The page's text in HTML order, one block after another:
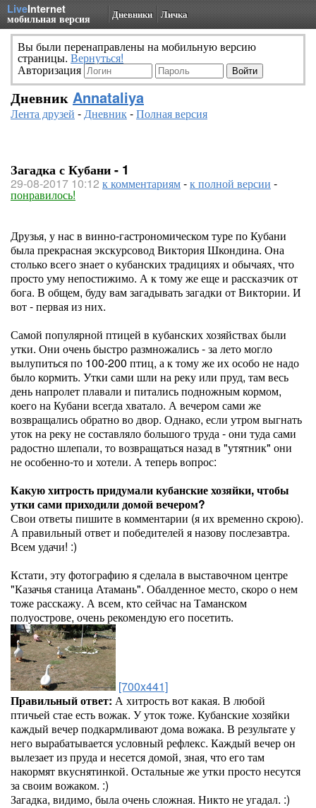
LiveInternet
мобильная версия Дневники Личка
Вы были перенаправлены на мобильную версию
страницы. Вернуться!
Авторизация
Дневник Annataliya
Лента друзей -Дневник-Полная версия
Загадка с Кубани - 1
29-08-2017 10:12 к комментариям-к полной версии -
понравилось!
Друзья, у нас в винно-гастрономическом туре по Кубани
была прекрасная экскурсовод Виктория Шкондина. Она
столько всего знает о кубанских традициях и обычаях, что
просто уму непостижимо. А к тому же еще и рассказчик от
бога. В общем, буду вам загадывать загадки от Виктории. И
вот - первая из них.
Самой популярной птицей в кубанских хозяйствах были
утки. Они очень быстро размножались - за лето могло
вылупиться по 100-200 птиц, а к тому же их особо не надо
было кормить. Утки сами шли на реку или пруд, там весь
день напролет плавали и питались подножным кормом,
коего на Кубани всегда хватало. А вечером сами же
возвращались обратно во двор. Однако, если утром выгнать
уток на реку не составляло большого труда - они туда сами
радостно шлепали, то возвращаться назад в "утятник" они
не особенно-то и хотели. А теперь вопрос:
Какую хитрость придумали кубанские хозяйки, чтобы
утки сами приходили домой вечером?
Свои ответы пишите в комментарии (я их временно скрою).
А правильный ответ и победителей я назову послезавтра.
Всем удачи! :)
Кстати, эту фотографию я сделала в выставочном центре
"Казачья станица Атамань". Обалденное место, скоро о нем
тоже расскажу. А всем, кто сейчас на Таманском
полуострове, очень рекомендую его посетить.
[700x441]
Правильный ответ: А хитрость вот какая. В любой
птичьей стае есть вожак. У уток тоже. Кубанские хозяйки
каждый вечер подкармливают дома вожака. В результате у
него вырабатывается условный рефлекс. Каждый вечер он
вылезает из пруда и несется домой, зная, что его там
накормят вкуснятинкой. Остальные же утки просто несутся
за своим вожаком. :)
Загадка, видимо, была очень сложная. Никто не угадал. :)